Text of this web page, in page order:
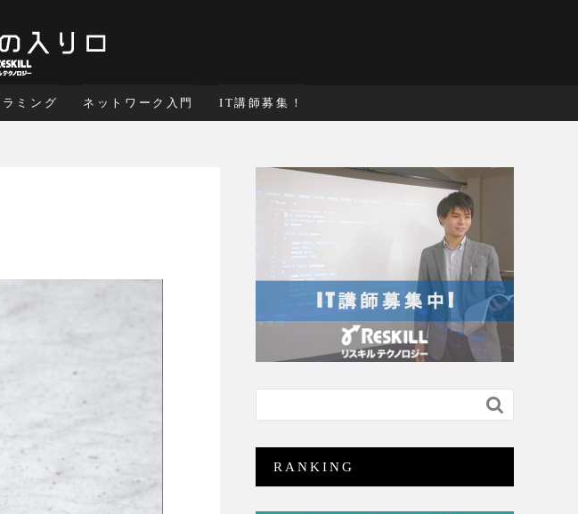
ミング ネットワーク入門 IT講師募集！

RANKING